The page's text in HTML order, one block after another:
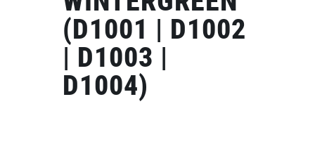
(D1001 | D1002
| D1003 |
D1004)